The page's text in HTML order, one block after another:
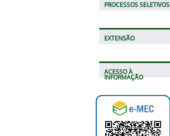
PROCESSOS SELETIVOS
EXTENSÃO
ACESSO À
INFORMAÇÃO